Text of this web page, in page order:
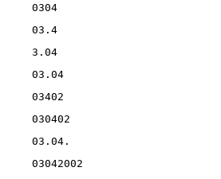
0304
03.4
3.04
03.04
03402
030402
03.04.
03042002